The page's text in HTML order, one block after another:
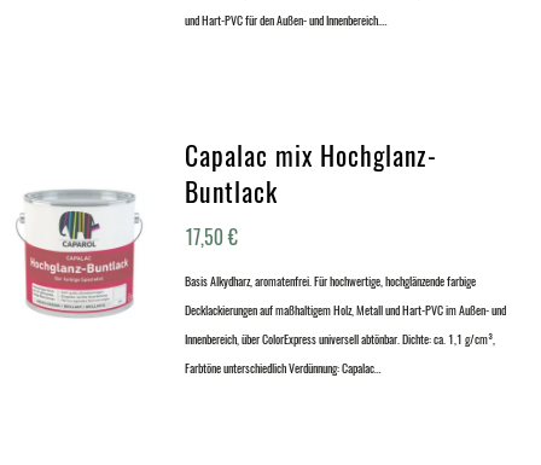
und Hart-PVC für den Außen- und Innenbereich.…
Capalac mix Hochglanz-
Buntlack
17,50€
Basis Alkydharz, aromatenfrei. Für hochwertige, hochglänzende farbige
Decklackierungen auf maßhaltigem Holz, Metall und Hart-PVC im Außen- und
Innenbereich, über ColorExpress universell abtönbar. Dichte: ca. 1,1 g/cm³,
Farbtöne unterschiedlich Verdünnung: Capalac…